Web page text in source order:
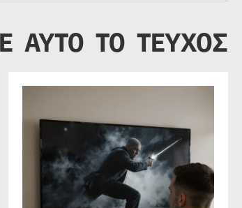
ΑΥΤΟ ΤΟ ΤΕΥΧΟΣ